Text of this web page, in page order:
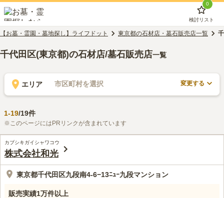
0
検討リスト
【お墓・霊園・墓地探し】ライフドット 東京都の石材店・墓石販売店一覧
千代田区(東京都)の石材店/墓石販売店一覧
エリア 市区町村を選択 変更する
1-19/19件
※このページにはPRリンクが含まれています
カブシキガイシャワコウ
株式会社和光
東京都千代田区九段南4-6−13ﾆｭｰ九段マンション
販売実績1万件以上